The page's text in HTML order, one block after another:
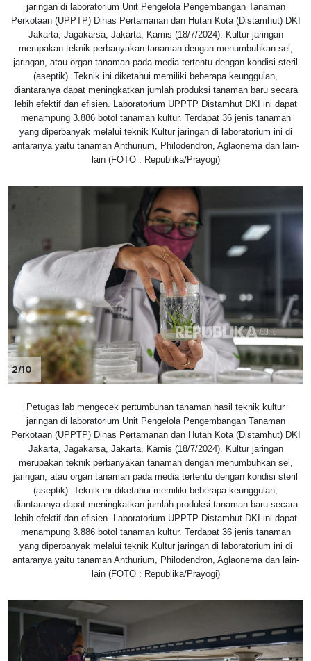
jaringan di laboratorium Unit Pengelola Pengembangan Tanaman
Perkotaan (UPPTP) Dinas Pertamanan dan Hutan Kota (Distamhut) DKI
Jakarta, Jagakarsa, Jakarta, Kamis (18/7/2024). Kultur jaringan
merupakan teknik perbanyakan tanaman dengan menumbuhkan sel,
jaringan, atau organ tanaman pada media tertentu dengan kondisi steril
(aseptik). Teknik ini diketahui memiliki beberapa keunggulan,
diantaranya dapat meningkatkan jumlah produksi tanaman baru secara
lebih efektif dan efisien. Laboratorium UPPTP Distamhut DKI ini dapat
menampung 3.886 botol tanaman kultur. Terdapat 36 jenis tanaman
yang diperbanyak melalui teknik Kultur jaringan di laboratorium ini di
antaranya yaitu tanaman Anthurium, Philodendron, Aglaonema dan lain-
lain (FOTO : Republika/Prayogi)
2/10
Petugas lab mengecek pertumbuhan tanaman hasil teknik kultur
jaringan di laboratorium Unit Pengelola Pengembangan Tanaman
Perkotaan (UPPTP) Dinas Pertamanan dan Hutan Kota (Distamhut) DKI
Jakarta, Jagakarsa, Jakarta, Kamis (18/7/2024). Kultur jaringan
merupakan teknik perbanyakan tanaman dengan menumbuhkan sel,
jaringan, atau organ tanaman pada media tertentu dengan kondisi steril
(aseptik). Teknik ini diketahui memiliki beberapa keunggulan,
diantaranya dapat meningkatkan jumlah produksi tanaman baru secara
lebih efektif dan efisien. Laboratorium UPPTP Distamhut DKI ini dapat
menampung 3.886 botol tanaman kultur. Terdapat 36 jenis tanaman
yang diperbanyak melalui teknik Kultur jaringan di laboratorium ini di
antaranya yaitu tanaman Anthurium, Philodendron, Aglaonema dan lain-
lain (FOTO : Republika/Prayogi)